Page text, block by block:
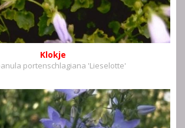
Klokje
portenschlagiana 'Lieselotte'